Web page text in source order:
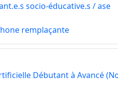
socio-éducative.s / ase
remplaçante
Débutant à Avancé